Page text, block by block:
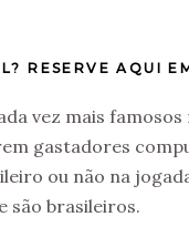
RESERVE AQUI
vez mais
gastadores
ou não na
são brasileiros.